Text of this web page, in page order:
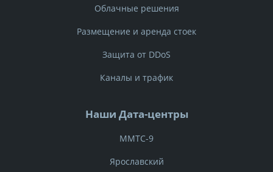
Облачные решения
Размещение и аренда стоек
Защита от DDoS
Каналы и трафик
Наши Дата-центры
ММТС-9
Ярославский